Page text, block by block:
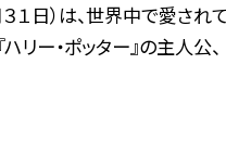
１日）は、世界中で愛され
リー・ポッター』の主人公、